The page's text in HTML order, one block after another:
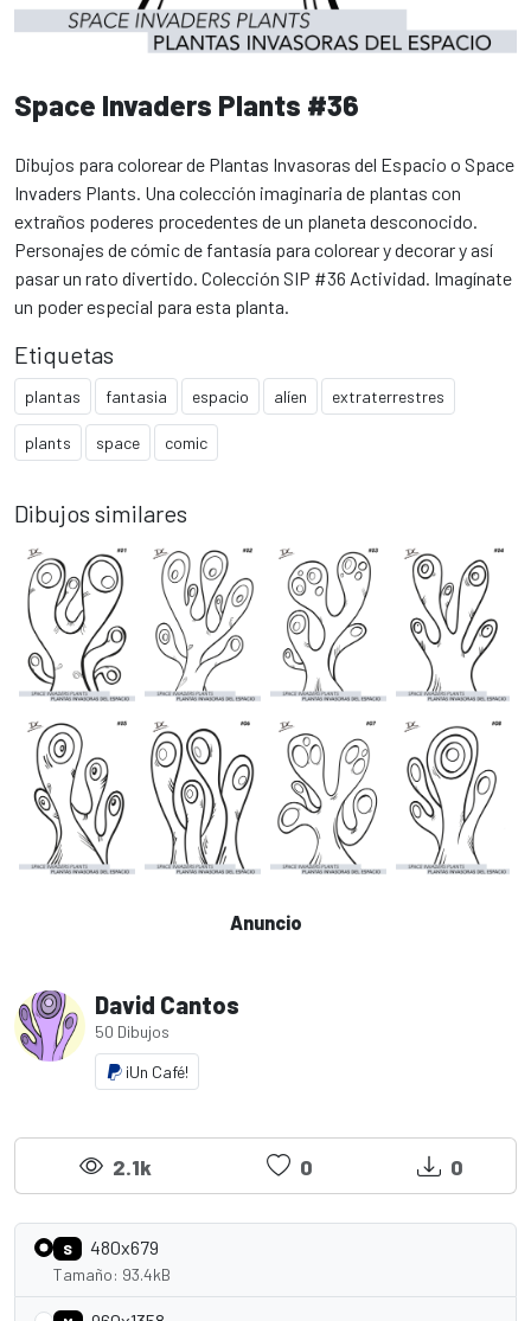
Space Invaders Plants #36
Dibujos para colorear de Plantas Invasoras del Espacio o Space
Invaders Plants. Una colección imaginaria de plantas con
extraños poderes procedentes de un planeta desconocido.
Personajes de cómic de fantasía para colorear y decorar y así
pasar un rato divertido. Colección SIP #36 Actividad. Imagínate
un poder especial para esta planta.
Etiquetas
plantas fantasia espacio alíen extraterrestres
plants space comic
Dibujos similares
Anuncio
David Cantos
50 Dibujos
¡Un Café!
2.1k 0 0
S 480x679
Tamaño: 93.4kB